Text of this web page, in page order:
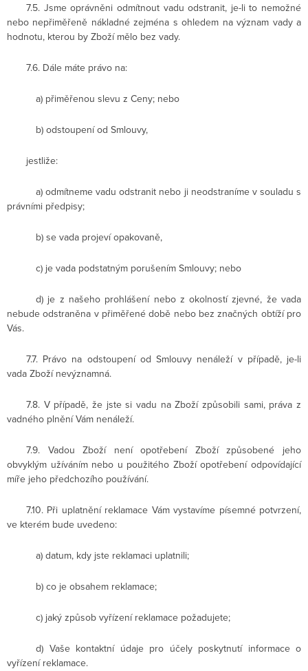
7.5. Jsme oprávněni odmítnout vadu odstranit, je-li to nemožné
nebo nepřiměřeně nákladné zejména s ohledem na význam vady a
hodnotu, kterou by Zboží mělo bez vady.
7.6. Dále máte právo na:
a) přiměřenou slevu z Ceny; nebo
b) odstoupení od Smlouvy,
jestliže:
a) odmítneme vadu odstranit nebo ji neodstraníme v souladu s
právními předpisy;
b) se vada projeví opakovaně,
c) je vada podstatným porušením Smlouvy; nebo
d) je z našeho prohlášení nebo z okolností zjevné, že vada
nebude odstraněna v přiměřené době nebo bez značných obtíží pro
Vás.
7.7. Právo na odstoupení od Smlouvy nenáleží v případě, je-li
vada Zboží nevýznamná.
7.8. V případě, že jste si vadu na Zboží způsobili sami, práva z
vadného plnění Vám nenáleží.
7.9. Vadou Zboží není opotřebení Zboží způsobené jeho
obvyklým užíváním nebo u použitého Zboží opotřebení odpovídající
míře jeho předchozího používání.
7.10. Při uplatnění reklamace Vám vystavíme písemné potvrzení,
ve kterém bude uvedeno:
a) datum, kdy jste reklamaci uplatnili;
b) co je obsahem reklamace;
c) jaký způsob vyřízení reklamace požadujete;
d) Vaše kontaktní údaje pro účely poskytnutí informace o
vyřízení reklamace.